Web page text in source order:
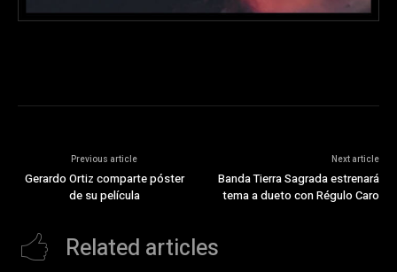
Previous article
Gerardo Ortiz comparte póster
de su película
Next article
Banda Tierra Sagrada estrenará
tema a dueto con Régulo Caro
Related articles